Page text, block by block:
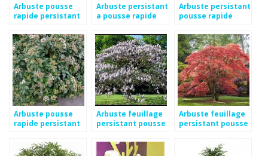
Arbuste pousse
rapide persistant
Arbuste persistant
a pousse rapide
Arbuste persistant
pousse rapide
Arbuste pousse
rapide persistant
Arbuste feuillage
persistant pousse
Arbuste feuillage
persistant pousse